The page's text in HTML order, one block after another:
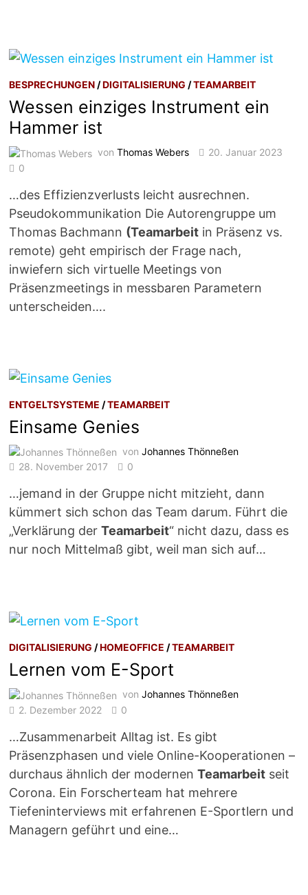
BESPRECHUNGEN/DIGITALISIERUNG /TEAMARBEIT
Wessen einziges Instrument ein
Hammer ist
vonThomas Webers
20. Januar 2023
0
…des Effizienzverlusts leicht ausrechnen.
Pseudokommunikation Die Autorengruppe um
Thomas Bachmann (Teamarbeit in Präsenz vs.
remote) geht empirisch der Frage nach,
inwiefern sich virtuelle Meetings von
Präsenzmeetings in messbaren Parametern
unterscheiden….
ENTGELTSYSTEME /TEAMARBEIT
Einsame Genies
vonJohannes Thönneßen
28. November 2017
0
…jemand in der Gruppe nicht mitzieht, dann
kümmert sich schon das Team darum. Führt die
„Verklärung derTeamarbeit“ nicht dazu, dass es
nur noch Mittelmaß gibt, weil man sich auf…
DIGITALISIERUNG /HOMEOFFICE /TEAMARBEIT
Lernen vom E-Sport
vonJohannes Thönneßen
2. Dezember 2022
0
…Zusammenarbeit Alltag ist. Es gibt
Präsenzphasen und viele Online-Kooperationen –
durchaus ähnlich der modernenTeamarbeit seit
Corona. Ein Forscherteam hat mehrere
Tiefeninterviews mit erfahrenen E-Sportlern und
Managern geführt und eine…